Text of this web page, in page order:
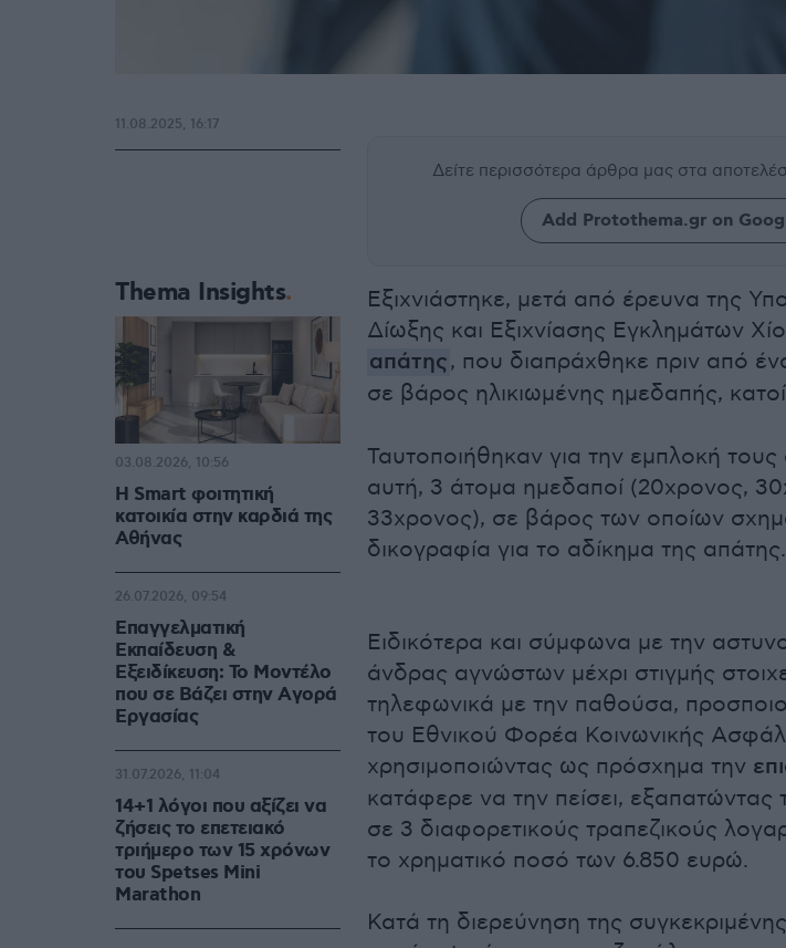
Δείτε περισσότερα άρθρα μας στα
Add Protothema.gr on
Εξιχνιάστηκε, μετά από έρευνα της
Δίωξης και Εξιχνίασης Εγκλημάτων
απάτης, που διαπράχθηκε πριν από
σε βάρος ηλικιωμένης ημεδαπής,
Ταυτοποιήθηκαν για την εμπλοκή
αυτή, 3 άτομα ημεδαποί (20χρονος,
33χρονος), σε βάρος των οποίων
δικογραφία για το αδίκημα της απάτης.
Ειδικότερα και σύμφωνα με την
άνδρας αγνώστων μέχρι στιγμής
τηλεφωνικά με την παθούσα,
του Εθνικού Φορέα Κοινωνικής
χρησιμοποιώντας ως πρόσχημα την
κατάφερε να την πείσει, εξαπατώντας
σε 3 διαφορετικούς τραπεζικούς
το χρηματικό ποσό των 6.850 ευρώ.
Κατά τη διερεύνηση της
11.08.2025, 16:17
Thema Insights
Η Smart φοιτητική
κατοικία στην καρδιά της
Αθήνας
03.08.2026, 10:56
Επαγγελματική
Εκπαίδευση &
Εξειδίκευση: Το Mοντέλο
που σε Bάζει στην Aγορά
Eργασίας
26.07.2026, 09:54
14+1 λόγοι που αξίζει να
ζήσεις το επετειακό
τριήμερο των 15 χρόνων
του Spetses Mini
Marathon
31.07.2026, 11:04